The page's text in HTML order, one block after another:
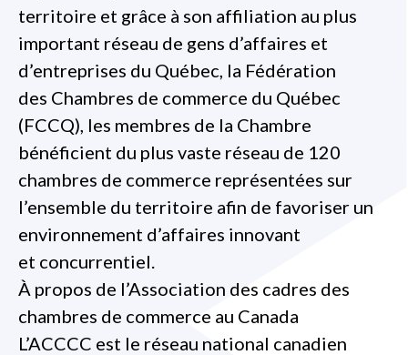
territoire et grâce à son affiliation au plus
important réseau de gens d’affaires et
d’entreprises du Québec, la Fédération
des Chambres de commerce du Québec
(FCCQ), les membres de la Chambre
bénéficient du plus vaste réseau de 120
chambres de commerce représentées sur
l’ensemble du territoire afin de favoriser un
environnement d’affaires innovant
et concurrentiel.
À propos de l’Association des cadres des
chambres de commerce au Canada
L’ACCCC est le réseau national canadien